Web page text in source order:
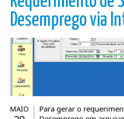
Desemprego via
MAIO
Para gerar o